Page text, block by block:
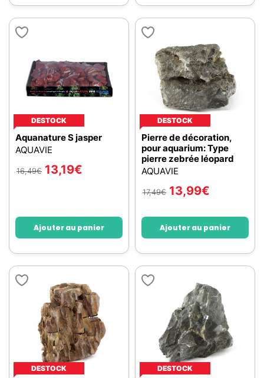
DESTOCK
Aquanature S jasper
AQUAVIE
16,49€ 13,19€
Ajouter au panier
DESTOCK
Pierre de décoration,
pour aquarium: Type
pierre zebrée léopard
AQUAVIE
17,49€ 13,99€
Ajouter au panier
DESTOCK DESTOCK